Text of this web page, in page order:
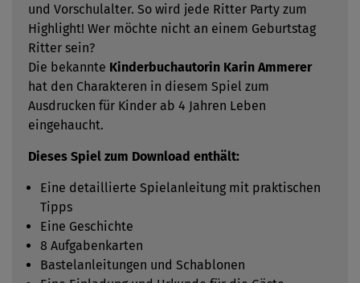
und Vorschulalter. So wird jede Ritter Party zum
Highlight! Wer möchte nicht an einem Geburtstag
Ritter sein?
Die bekannte Kinderbuchautorin Karin Ammerer
hat den Charakteren in diesem Spiel zum
Ausdrucken für Kinder ab 4 Jahren Leben
eingehaucht.
Dieses Spiel zum Download enthält:
Eine detaillierte Spielanleitung mit praktischen
Tipps
Eine Geschichte
8 Aufgabenkarten
Bastelanleitungen und Schablonen